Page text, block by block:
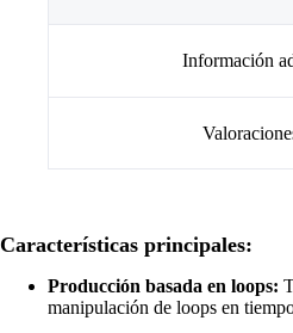
Información
Características principales:
Producción basada en loops:
manipulación de loops en